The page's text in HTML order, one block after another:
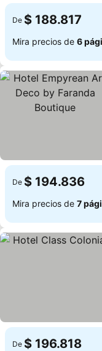
De $ 188.817
Mira precios de 6
De $ 194.836
Mira precios de 7
De $ 196.818